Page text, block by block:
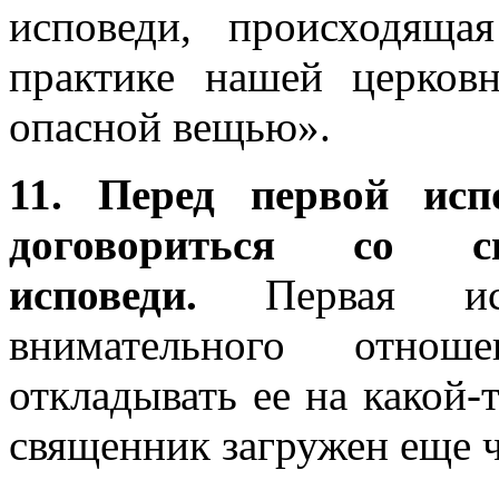
исповеди,
практике нашей
опасной вещью».
11. Перед первой
договориться со
исповеди. Первая
внимательного
откладывать ее на
священник загружен